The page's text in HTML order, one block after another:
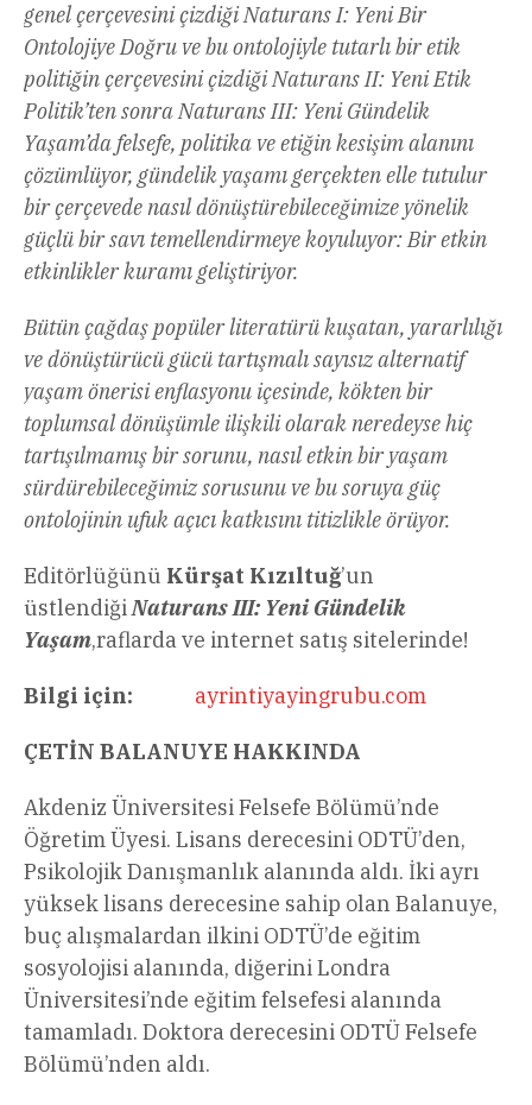
genel çerçevesini çizdiği Naturans I: Yeni Bir
Ontolojiye Doğru ve bu ontolojiyle tutarlı bir etik
politiğin çerçevesini çizdiği Naturans II: Yeni Etik
Politik’ten sonra Naturans III: Yeni Gündelik
Yaşam’da felsefe, politika ve etiğin kesişim alanını
çözümlüyor, gündelik yaşamı gerçekten elle tutulur
bir çerçevede nasıl dönüştürebileceğimize yönelik
güçlü bir savı temellendirmeye koyuluyor: Bir etkin
etkinlikler kuramı geliştiriyor.
Bütün çağdaş popüler literatürü kuşatan, yararlılığı
ve dönüştürücü gücü tartışmalı sayısız alternatif
yaşam önerisi enflasyonu içesinde, kökten bir
toplumsal dönüşümle ilişkili olarak neredeyse hiç
tartışılmamış bir sorunu, nasıl etkin bir yaşam
sürdürebileceğimiz sorusunu ve bu soruya güç
ontolojinin ufuk açıcı katkısını titizlikle örüyor.
Editörlüğünü Kürşat Kızıltuğ’un
üstlendiğiNaturans III: Yeni Gündelik
Yaşam,raflarda ve internet satış sitelerinde!
Bilgi için: ayrintiyayingrubu.com
ÇETİN BALANUYE HAKKINDA
Akdeniz Üniversitesi Felsefe Bölümü’nde
Öğretim Üyesi. Lisans derecesini ODTÜ’den,
Psikolojik Danışmanlık alanında aldı. İki ayrı
yüksek lisans derecesine sahip olan Balanuye,
buç alışmalardan ilkini ODTÜ’de eğitim
sosyolojisi alanında, diğerini Londra
Üniversitesi’nde eğitim felsefesi alanında
tamamladı. Doktora derecesini ODTÜ Felsefe
Bölümü’nden aldı.